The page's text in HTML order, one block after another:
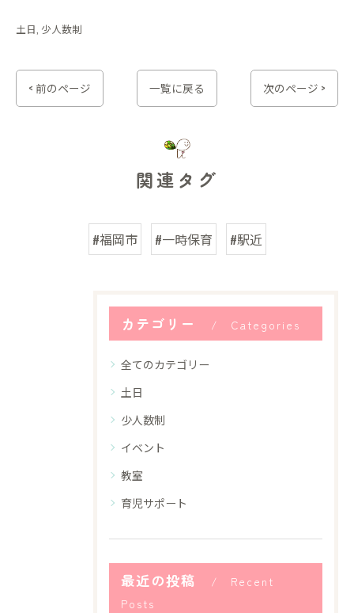
土日 少人数制
< 前のページ 一覧に戻る 次のページ >
関連タグ
#福岡市 #一時保育 #駅近
カテゴリー Categories
全てのカテゴリー
土日
少人数制
イベント
教室
育児サポート
最近の投稿
Recent
Posts